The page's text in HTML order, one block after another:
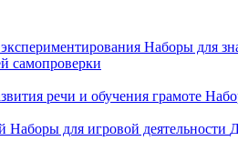
Наборы для
самопроверки
речи и обучения грамоте
Наборы для игровой деятельности